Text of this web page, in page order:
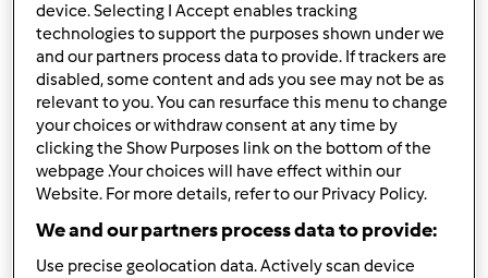
3 | Ultimo messaggio
Risposta rapida
Anonimo (non verificato)
device. Selecting I Accept enables tracking
technologies to support the purposes shown under we
and our partners process data to provide. If trackers are
disabled, some content and ads you see may not be as
relevant to you. You can resurface this menu to change
your choices or withdraw consent at any time by
clicking the Show Purposes link on the bottom of the
webpage .Your choices will have effect within our
Website. For more details, refer to our Privacy Policy.
We and our partners process data to provide:
Use precise geolocation data. Actively scan device